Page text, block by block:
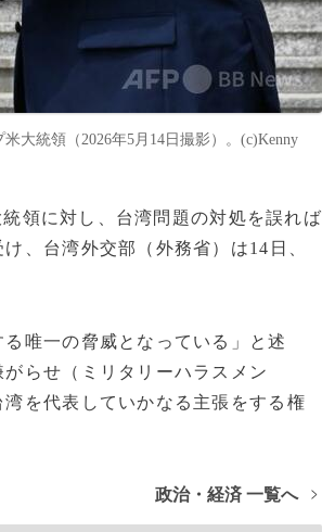
大統領（2026年5月14日撮影）。(c)Kenny
領に対し、台湾問題の対処を誤れば
、台湾外交部（外務省）は14日、
唯一の脅威となっている」と述
らせ（ミリタリーハラスメン
を代表していかなる主張をする権
政治・経済 一覧へ >